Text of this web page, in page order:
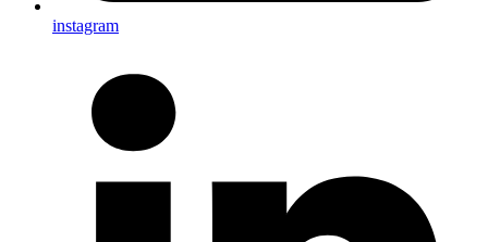
instagram